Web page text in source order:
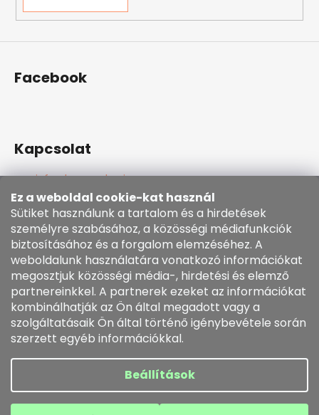
Ez a weboldal cookie-kat használ
Sütiket használunk a tartalom és a hirdetések
személyre szabásához, a közösségi médiafunkciók
biztosításához és a forgalom elemzéséhez. A
weboldalunk használatára vonatkozó információkat
megosztjuk közösségi média-, hirdetési és elemző
partnereinkkel. A partnerek ezeket az információkat
kombinálhatják az Ön által megadott vagy a
szolgáltatásaik Ön által történő igénybevétele során
szerzett egyéb információkkal.
Beállítások
Facebook
Kapcsolat
info@kozenezbozi.com
381281747, 603225633
603225633
https://www.facebook.com/kozenezbozi/
Informace pro vás
Általános szerződési feltételek
Cookie szabályzat
Rendelésem
Copyright 2026kozenezbozi.com. Minden jog